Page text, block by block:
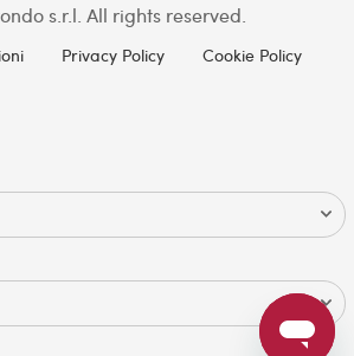
s.r.l. All rights reserved.
Privacy Policy Cookie Policy